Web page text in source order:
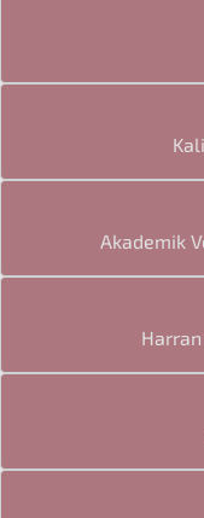
Akademik